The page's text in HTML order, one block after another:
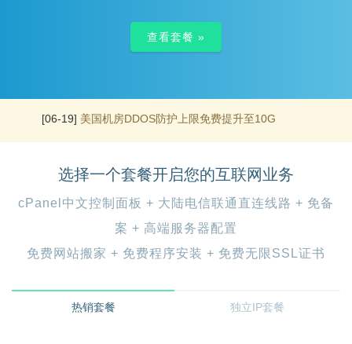
查看套餐 »
[06-19] 美国机房DDOS防护上限免费提升至10G
选择一个套餐开启您的互联网业务
cPanel中文控制面板 + 大陆电信联通直连线路 + 免备
案 + 高端服务器配置
免费网站搬家 + 免费程序安装 + 免费无限SSL证书
热销套餐 独立IP套餐